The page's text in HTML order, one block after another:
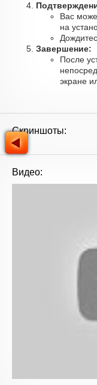
Вас
на
Завершение:
После
экране
Скриншоты:
Видео: